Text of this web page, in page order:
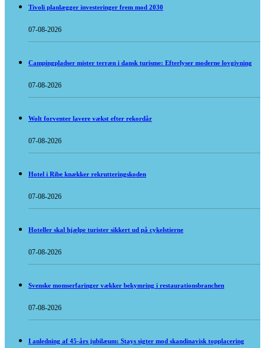
Tivoli planlægger investeringer frem mod 2030
07-08-2026
Campingpladser mister terræn i dansk turisme: Efterlyser moderne lovgivning
07-08-2026
Wolt forventer lavere vækst efter rekordår
07-08-2026
Hotel i Ribe knækker rekrutteringskoden
07-08-2026
Hoteller skal hjælpe turister sikkert ud på cykelstierne
07-08-2026
Svenske momserfaringer vækker bekymring i restaurationsbranchen
07-08-2026
I anledning af 45-års jubilæum: Stays sigter mod skandinavisk topplacering